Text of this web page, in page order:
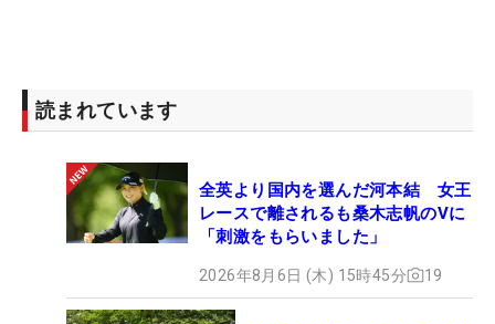
読まれています
全英より国内を選んだ河本結 女王
レースで離されるも桑木志帆のVに
「刺激をもらいました」
2026年8月6日 (木) 15時45分 19